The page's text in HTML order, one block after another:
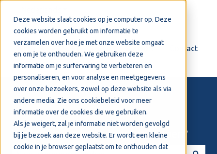
Deze website slaat cookies op je computer op. Deze
cookies worden gebruikt om informatie te
verzamelen over hoe je met onze website omgaat
en om je te onthouden. We gebruiken deze
informatie om je surfervaring te verbeteren en
personaliseren, en voor analyse en meetgegevens
over onze bezoekers, zowel op deze website als via
andere media. Zie ons cookiebeleid voor meer
informatie over de cookies die we gebruiken.
Als je weigert, zal je informatie niet worden gevolgd
bij je bezoek aan deze website. Er wordt een kleine
cookie in je browser geplaatst om te onthouden dat
Support Contact
Welkom! Hoe kunnen we je helpen?